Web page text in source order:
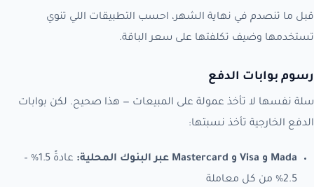
قبل ما تنصدم في نهاية الشهر، احسب التطبيقات اللي تنوي
تستخدمها وضيف تكلفتها على سعر الباقة.
رسوم بوابات الدفع
سلة نفسها لا تأخذ عمولة على المبيعات — هذا صحيح. لكن بوابات
الدفع الخارجية تأخذ نسبتها:
Mada و Visa و Mastercard عبر البنوك المحلية:
عادةً 1.5% –
2.5% من كل معاملة